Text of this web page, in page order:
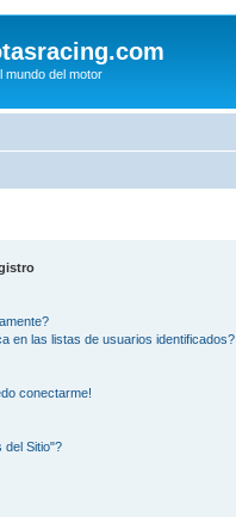
mundo del motor
en las listas de usuarios identificados?
conectarme!
del Sitio"?